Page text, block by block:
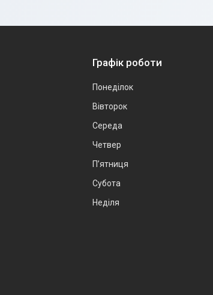
Графік роботи
Понеділок
Вівторок
Середа
Четвер
Пʼятниця
Субота
Неділя